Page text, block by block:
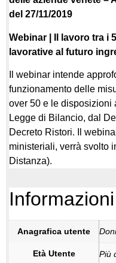
del 27/11/2019
Webinar |
Il lavoro tra i
lavorative al futuro
Il webinar intende
funzionamento delle
over 50 e le disposizioni
Legge di Bilancio, dal
Decreto Ristori. Il
ministeriali, verrà svolto
Distanza).
Anagrafica utente
Età Utente Più